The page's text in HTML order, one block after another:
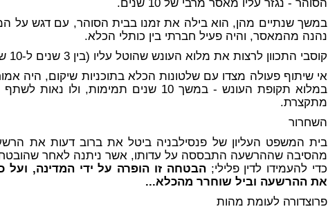
הסוהר - נגזר עליו מאסר מרבי של 10 שנים.
במשך שנתיים מהן, הוא בילה את זמנו בבית הסוהר, עם דגש על
נהנה מהמאסר, והיה פעיל חברתי בין כותלי הכלא.
קוסבי התכוון לרצות את מלוא העונש שהוטל עליו (בין 3 שנים ל-10 שנים).
אי שיתוף פעולה מצדו עם שלטונות הכלא בתוכניות שיקום, היה
במלוא תקופת העונש - במשך 10 שנים תמימות,
מתקצרת.
השחרור
מהסיבה שההרשעה התבססה על עדותו, אשר ניתנה לאחר שהובטח
כדי להעמידו לדין פלילי;הבטחה זו הופרה על ידי המדינה, ועל
את ההרשעה וביל שוחרר מהכלא...
פרוצדורה לעומת מהות